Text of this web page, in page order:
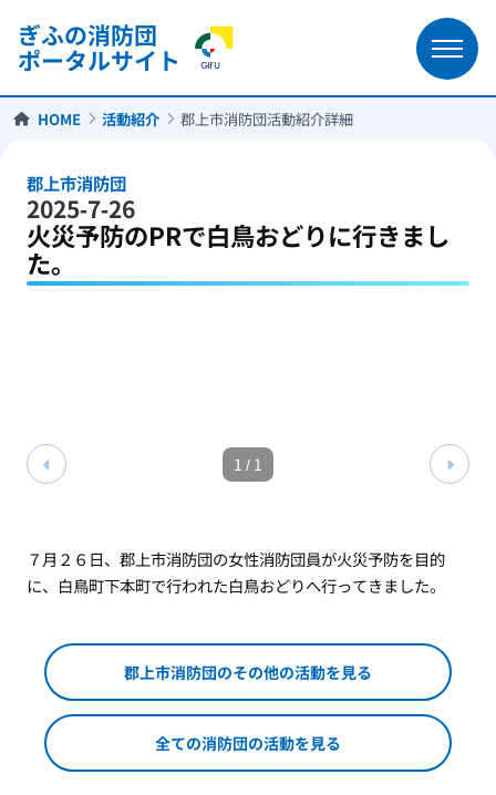
ぎふの消防団
ポータルサイト
HOME 活動紹介 郡上市消防団活動紹介詳細
郡上市消防団
2025-7-26
火災予防のPRで白鳥おどりに行きまし
た。
1 / 1
７月２６日、郡上市消防団の女性消防団員が火災予防を目的
に、白鳥町下本町で行われた白鳥おどりへ行ってきました。
郡上市消防団のその他の活動を見る
全ての消防団の活動を見る